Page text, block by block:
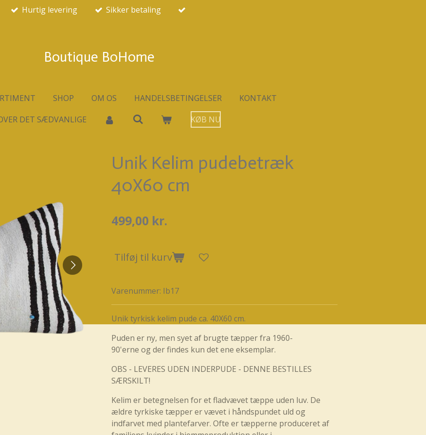
Hurtig levering Sikker betaling
Boutique BoHome
SHOP OM OS HANDELSBETINGELSER
KONTAKT
DET SÆDVANLIGE
KØB NU
Unik Kelim pudebetræk
40X60 cm
499,00 kr.
Tilføj til kurv
Varenummer: Ib17
Unik tyrkisk kelim pude ca. 40X60 cm.
Puden er ny, men syet af brugte tæpper fra 1960-
90'erne og der findes kun det ene eksemplar.
OBS - LEVERES UDEN INDERPUDE - DENNE BESTILLES
SÆRSKILT!
Kelim er betegnelsen for et fladvævet tæppe uden luv. De
ældre tyrkiske tæpper er vævet i håndspundet uld og
indfarvet med plantefarver. Ofte er tæpperne produceret af